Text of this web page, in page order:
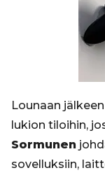
Lounaan
lukion tiloihin,
Sormunen
sovelluksiin,